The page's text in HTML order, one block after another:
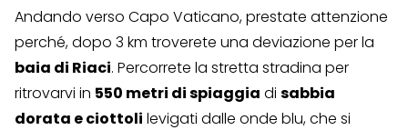
Andando verso Capo Vaticano, prestate attenzione
perché, dopo 3 km troverete una deviazione per la
baia di Riaci. Percorrete la stretta stradina per
ritrovarvi in 550 metri di spiaggia di sabbia
dorata e ciottoli levigati dalle onde blu, che si